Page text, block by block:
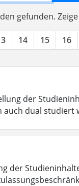
gefunden.
14 15 16
der
auch dual studiert
der